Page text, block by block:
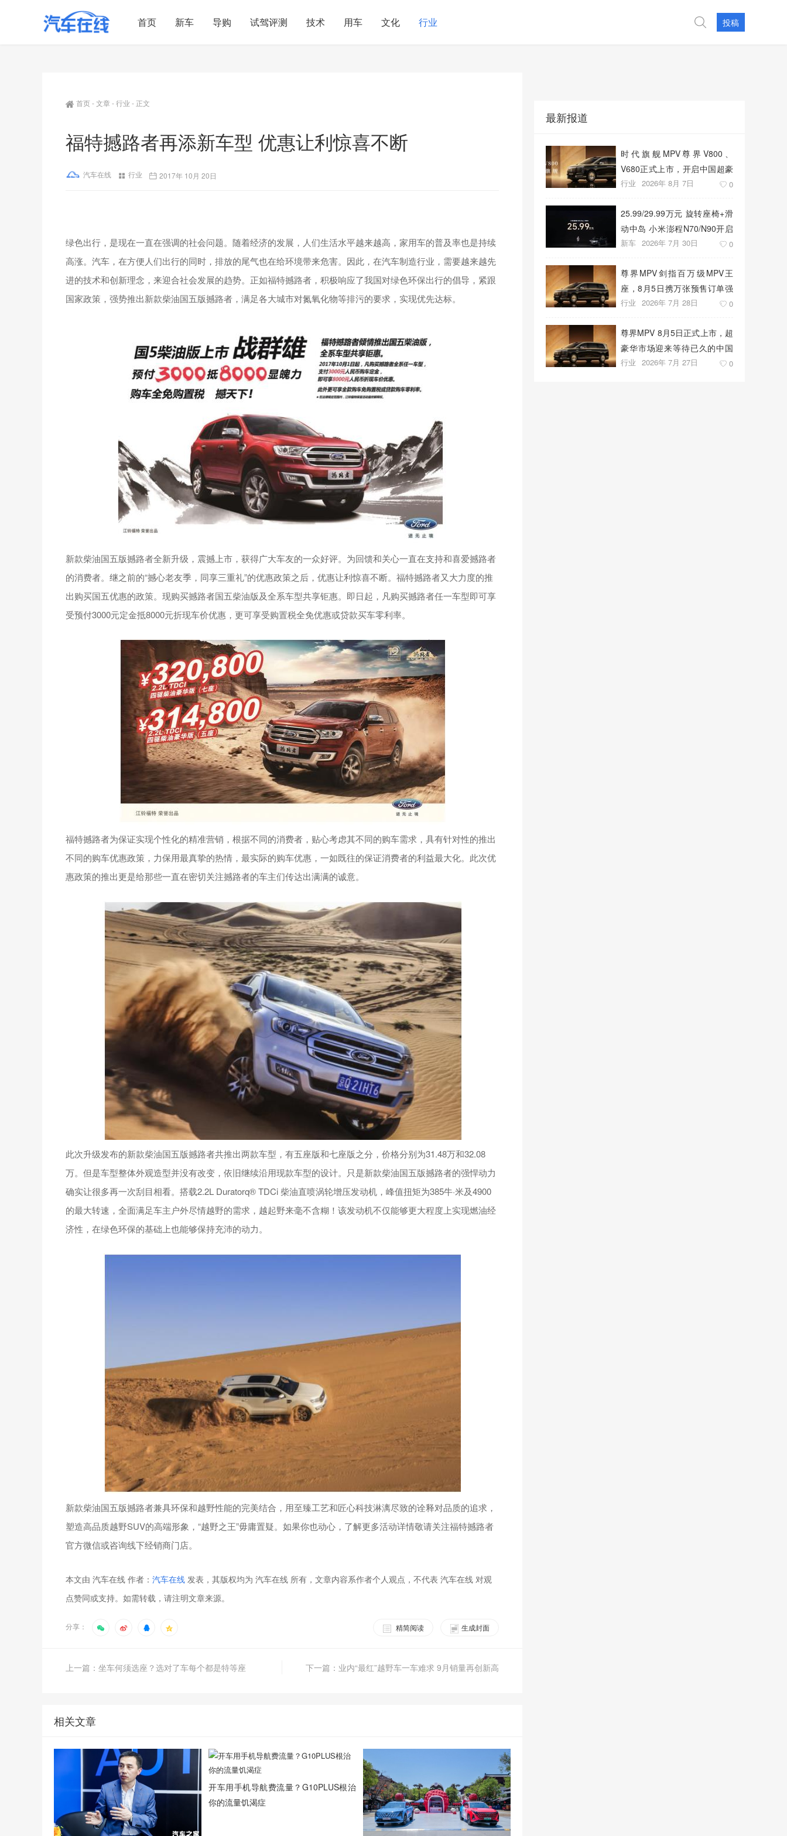
首页 新车 导购 试驾评测 技术 用车 文化 行业 投稿
首页-文章-行业 - 正文
福特撼路者再添新车型 优惠让利惊喜不断
汽车在线 行业 2017年 10月 20日
绿色出行，是现在一直在强调的社会问题。随着经济的发展，人们生活水平越来越高，家用车的普及率也是持续
高涨。汽车，在方便人们出行的同时，排放的尾气也在给环境带来危害。因此，在汽车制造行业，需要越来越先
进的技术和创新理念，来迎合社会发展的趋势。正如福特撼路者，积极响应了我国对绿色环保出行的倡导，紧跟
国家政策，强势推出新款柴油国五版撼路者，满足各大城市对氮氧化物等排污的要求，实现优先达标。
新款柴油国五版撼路者全新升级，震撼上市，获得广大车友的一众好评。为回馈和关心一直在支持和喜爱撼路者
的消费者。继之前的“撼心老友季，同享三重礼”的优惠政策之后，优惠让利惊喜不断。福特撼路者又大力度的推
出购买国五优惠的政策。现购买撼路者国五柴油版及全系车型共享钜惠。即日起，凡购买撼路者任一车型即可享
受预付3000元定金抵8000元折现车价优惠，更可享受购置税全免优惠或贷款买车零利率。
福特撼路者为保证实现个性化的精准营销，根据不同的消费者，贴心考虑其不同的购车需求，具有针对性的推出
不同的购车优惠政策，力保用最真挚的热情，最实际的购车优惠，一如既往的保证消费者的利益最大化。此次优
惠政策的推出更是给那些一直在密切关注撼路者的车主们传达出满满的诚意。
此次升级发布的新款柴油国五版撼路者共推出两款车型，有五座版和七座版之分，价格分别为31.48万和32.08
万。但是车型整体外观造型并没有改变，依旧继续沿用现款车型的设计。只是新款柴油国五版撼路者的强悍动力
确实让很多再一次刮目相看。搭载2.2L Duratorq® TDCi 柴油直喷涡轮增压发动机，峰值扭矩为385牛·米及4900
的最大转速，全面满足车主户外尽情越野的需求，越起野来毫不含糊！该发动机不仅能够更大程度上实现燃油经
济性，在绿色环保的基础上也能够保持充沛的动力。
新款柴油国五版撼路者兼具环保和越野性能的完美结合，用至臻工艺和匠心科技淋漓尽致的诠释对品质的追求，
塑造高品质越野SUV的高端形象，“越野之王”毋庸置疑。如果你也动心，了解更多活动详情敬请关注福特撼路者
官方微信或咨询线下经销商门店。
本文由 汽车在线 作者： 汽车在线 发表，其版权均为 汽车在线 所有，文章内容系作者个人观点，不代表 汽车在线 对观
点赞同或支持。如需转载，请注明文章来源。
分享： 生成封面
精简阅读
上一篇：坐车何须选座？选对了车每个都是特等座 下一篇：业内“最红”越野车一车难求 9月销量再创新高
相关文章
开车用手机导航费流量？G10PLUS根治
你的流量饥渴症
最新报道
时代旗舰MPV尊界V800、
V680正式上市，开启中国超豪
华MPV发展新篇章
行业 2026年 8月 7日 0
25.99/29.99万元 旋转座椅+滑
动中岛 小米澎程N70/N90开启
预售
新车 2026年 7月 30日 0
尊界MPV剑指百万级MPV王
座，8月5日携万张预售订单强
势上市
行业 2026年 7月 28日 0
尊界MPV 8月5日正式上市，超
豪华市场迎来等待已久的中国
答案
行业 2026年 7月 27日 0